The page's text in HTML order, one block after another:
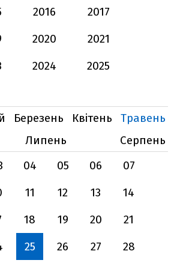
2016
2017
2020
2021
2024
2025
Березень Квітень
Травень
Липень
Серпень
04 05 06
07
11 12 13
14
18 19 20
21
25 26 27
28